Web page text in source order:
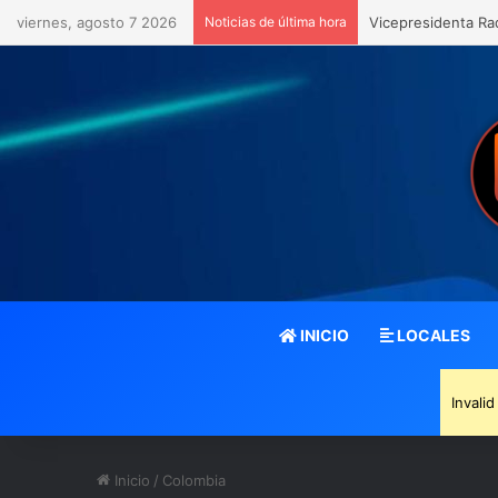
viernes, agosto 7 2026 Noticias de última hora Vicepresidenta
INICIO LOCALES
Inicio / Colombia